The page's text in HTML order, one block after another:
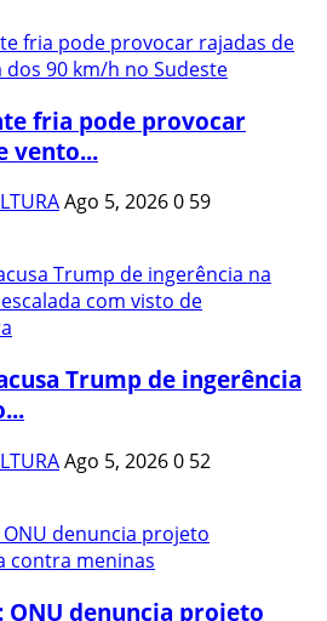
fria pode provocar
vento...
Ago 5, 20260 59
Trump de ingerência
Ago 5, 20260 52
ONU denuncia projeto